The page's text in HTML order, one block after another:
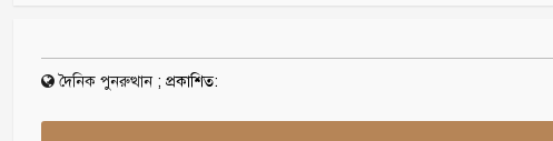
দৈনিক পুনরুত্থান ; প্রকাশিত: